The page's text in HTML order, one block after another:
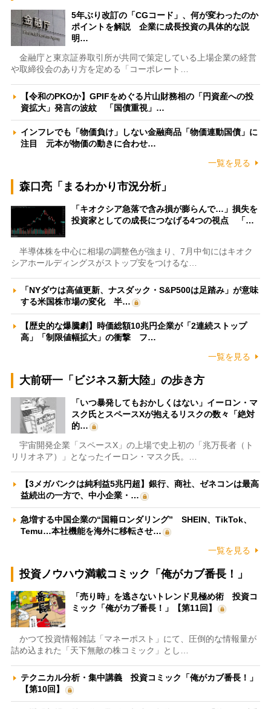
5年ぶり改訂の「CGコード」、何が変わったのか
ポイントを解説 企業に成長投資の具体的な説
明…
金融庁と東京証券取引所が共同で策定している上場企業の経営
や取締役会のあり方を定める「コーポレート…
【令和のPKOか】GPIFをめぐる片山財務相の「円資産への投
資拡大」発言の波紋 「国債重視」…
インフレでも「物価負け」しない金融商品「物価連動国債」に
注目 元本が物価の動きに合わせ…
一覧を見る
森口亮「まるわかり市況分析」
「キオクシア急落で含み損が膨らんで…」損失を
投資家としての成長につなげる4つの視点 「…
半導体株を中心に相場の調整色が強まり、7月中旬にはキオク
シアホールディングスがストップ安をつけるな…
「NYダウは高値更新、ナスダック・S&P500は足踏み」が意味
する米国株市場の変化 半…
【歴史的な爆騰劇】時価総額10兆円企業が「2連続ストップ
高」「制限値幅拡大」の衝撃 フ…
一覧を見る
大前研一「ビジネス新大陸」の歩き方
「いつ暴発してもおかしくはない」イーロン・マ
スク氏とスペースXが抱えるリスクの数々「絶対
的…
宇宙開発企業「スペースX」の上場で史上初の「兆万長者（ト
リリオネア）」となったイーロン・マスク氏。…
【3メガバンクは純利益5兆円超】銀行、商社、ゼネコンは最高
益続出の一方で、中小企業・…
急増する中国企業の“国籍ロンダリング” SHEIN、TikTok、
Temu…本社機能を海外に移転させ…
一覧を見る
投資ノウハウ満載コミック「俺がカブ番長！」
「売り時」を逃さないトレンド見極め術 投資コ
ミック「俺がカブ番長！」【第11回】
かつて投資情報雑誌「マネーポスト」にて、圧倒的な情報量が
詰め込まれた「天下無敵の株コミック」とし…
テクニカル分析・集中講義 投資コミック「俺がカブ番長！」
【第10回】